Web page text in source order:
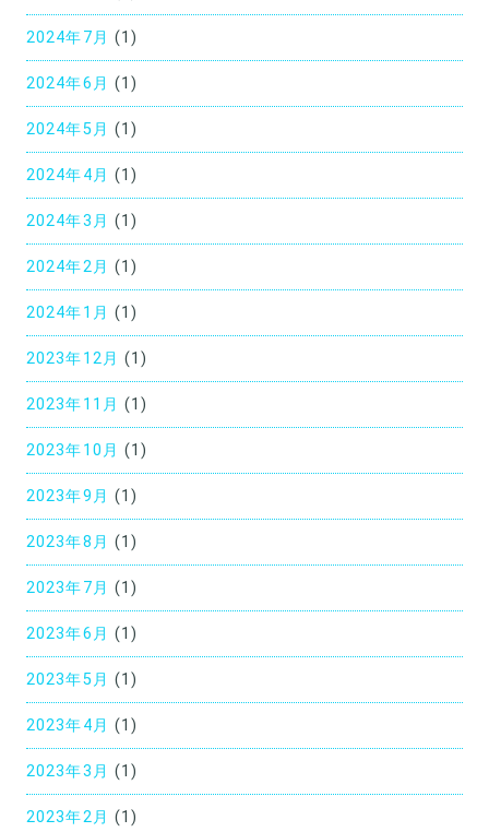
2024年7月 (1)
2024年6月 (1)
2024年5月 (1)
2024年4月 (1)
2024年3月 (1)
2024年2月 (1)
2024年1月 (1)
2023年12月 (1)
2023年11月 (1)
2023年10月 (1)
2023年9月 (1)
2023年8月 (1)
2023年7月 (1)
2023年6月 (1)
2023年5月 (1)
2023年4月 (1)
2023年3月 (1)
2023年2月 (1)